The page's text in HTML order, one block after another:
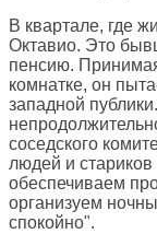
В квартале, где
Октавио. Это
пенсию.
комнатке, он
западной
соседского
людей и
обеспечиваем
организуем
спокойно".